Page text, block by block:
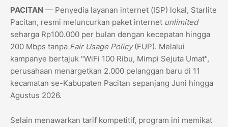
PACITAN — Penyedia layanan internet (ISP) lokal, Starlite
Pacitan, resmi meluncurkan paket internet unlimited
seharga Rp100.000 per bulan dengan kecepatan hingga
200 Mbps tanpa Fair Usage Policy(FUP). Melalui
kampanye bertajuk "WiFi 100 Ribu, Mimpi Sejuta Umat",
perusahaan menargetkan 2.000 pelanggan baru di 11
kecamatan se-Kabupaten Pacitan sepanjang Juni hingga
Agustus 2026.
​Selain menawarkan tarif kompetitif, program ini memikat